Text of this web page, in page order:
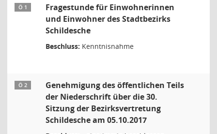
Ö 1
Fragestunde für Einwohnerinnen
und Einwohner des Stadtbezirks
Schildesche
Beschluss: Kenntnisnahme
Ö 2
Genehmigung des öffentlichen Teils
der Niederschrift über die 30.
Sitzung der Bezirksvertretung
Schildesche am 05.10.2017